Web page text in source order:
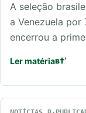
A seleção
a Venezuela por
encerrou a
Ler matéria